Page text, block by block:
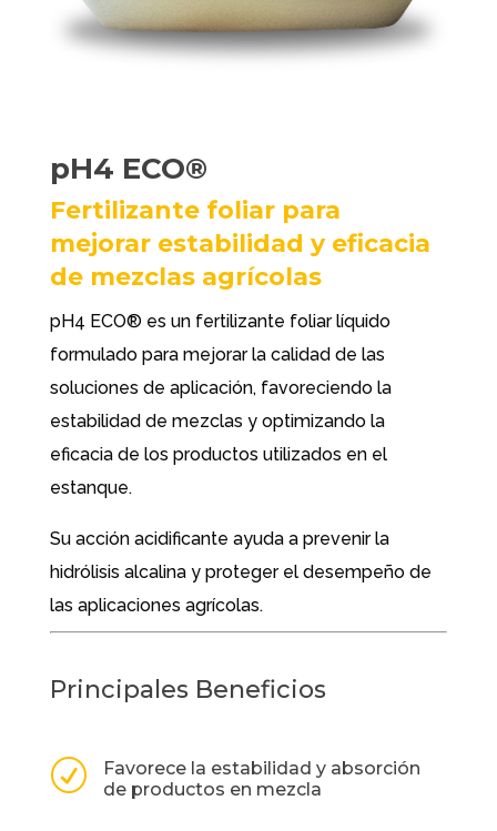
pH4 ECO®
Fertilizante foliar para
mejorar estabilidad y eficacia
de mezclas agrícolas
pH4 ECO® es un fertilizante foliar líquido
formulado para mejorar la calidad de las
soluciones de aplicación, favoreciendo la
estabilidad de mezclas y optimizando la
eficacia de los productos utilizados en el
estanque.
Su acción acidificante ayuda a prevenir la
hidrólisis alcalina y proteger el desempeño de
las aplicaciones agrícolas.
Principales Beneficios
R
Favorece la estabilidad y absorción
de productos en mezcla